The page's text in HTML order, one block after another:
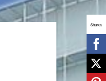
Shares